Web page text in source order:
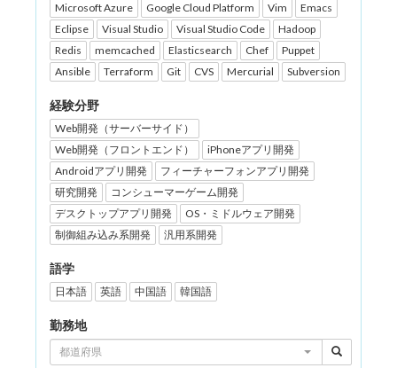
Microsoft Azure
Google Cloud Platform Vim
Emacs
Eclipse
Visual Studio Visual Studio Code
Hadoop
Redis
memcached Elasticsearch Chef
Puppet
Ansible
Terraform Git CVS Mercurial Subversion
経験分野
Web開発（サーバーサイド）
Web開発（フロントエンド）
iPhoneアプリ開発
Androidアプリ開発
フィーチャーフォンアプリ開発
研究開発
コンシューマーゲーム開発
デスクトップアプリ開発
OS・ミドルウェア開発
制御組み込み系開発
汎用系開発
語学
日本語 英語 中国語 韓国語
勤務地
都道府県